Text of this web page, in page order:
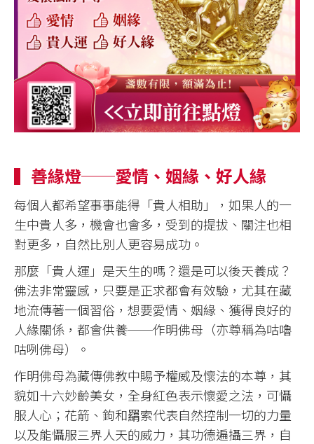
▍善緣燈──愛情、姻緣、好人緣
每個人都希望事事能得「貴人相助」，如果人的一
生中貴人多，機會也會多，受到的提拔、關注也相
對更多，自然比別人更容易成功。
那麼「貴人運」是天生的嗎？還是可以後天養成？
佛法非常靈感，只要是正求都會有效驗，尤其在藏
地流傳著一個習俗，想要愛情、姻緣、獲得良好的
人緣關係，都會供養──作明佛母（亦尊稱為咕嚕
咕咧佛母）。
作明佛母為藏傳佛教中賜予權威及懷法的本尊，其
貌如十六妙齡美女，全身紅色表示懷愛之法，可懾
服人心；花箭、鉤和羂索代表自然控制一切的力量
以及能懾服三界人天的威力，其功德遍攝三界，自